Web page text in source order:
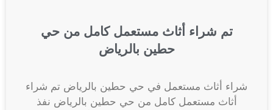
تم شراء أثاث مستعمل كامل من حي
حطين بالرياض
شراء أثاث مستعمل في حي حطين بالرياض تم شراء
أثاث مستعمل كامل من حي حطين بالرياض نفذ